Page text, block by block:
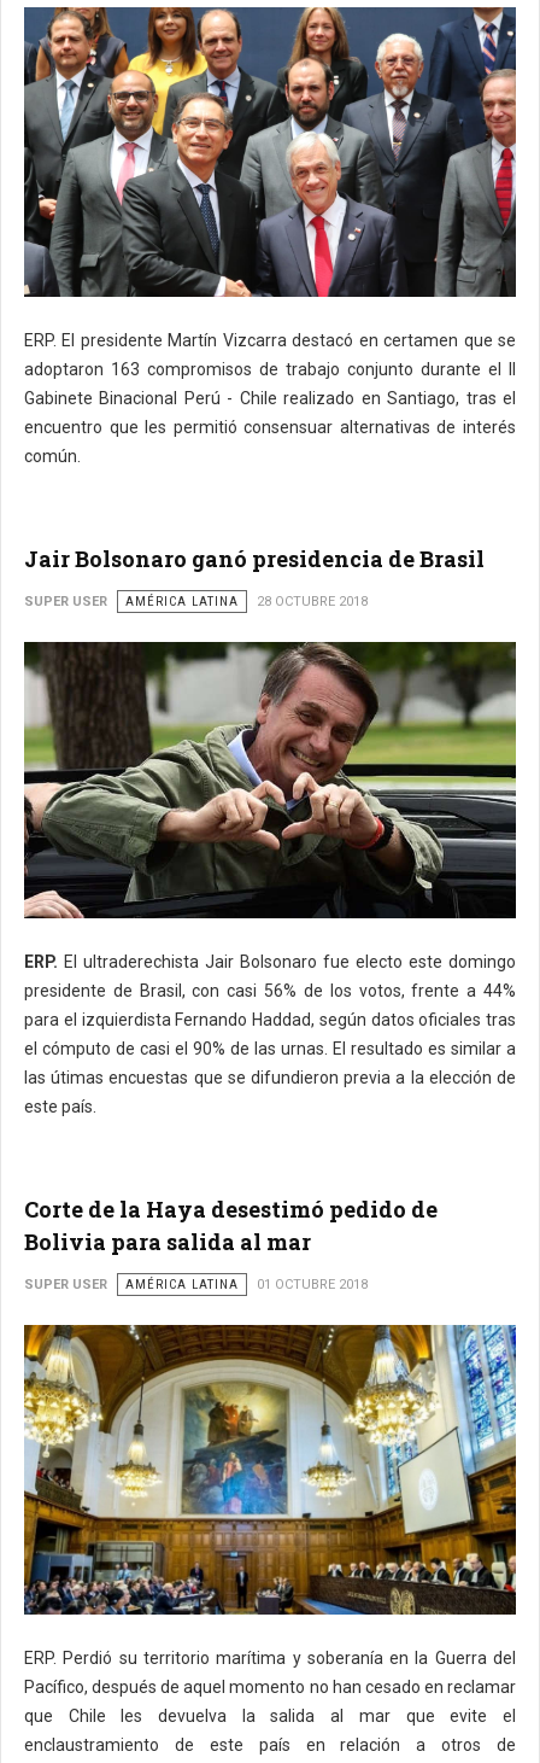
ERP. El presidente Martín Vizcarra destacó en certamen que se
adoptaron 163 compromisos de trabajo conjunto durante el II
Gabinete Binacional Perú - Chile realizado en Santiago, tras el
encuentro que les permitió consensuar alternativas de interés
común.
Jair Bolsonaro ganó presidencia de Brasil
SUPER USER AMÉRICA LATINA 28 OCTUBRE 2018
ERP. El ultraderechista Jair Bolsonaro fue electo este domingo
presidente de Brasil, con casi 56% de los votos, frente a 44%
para el izquierdista Fernando Haddad, según datos oficiales tras
el cómputo de casi el 90% de las urnas. El resultado es similar a
las útimas encuestas que se difundieron previa a la elección de
este país.
Corte de la Haya desestimó pedido de
Bolivia para salida al mar
SUPER USER AMÉRICA LATINA 01 OCTUBRE 2018
ERP. Perdió su territorio marítima y soberanía en la Guerra del
Pacífico, después de aquel momento no han cesado en reclamar
que Chile les devuelva la salida al mar que evite el
enclaustramiento de este país en relación a otros de